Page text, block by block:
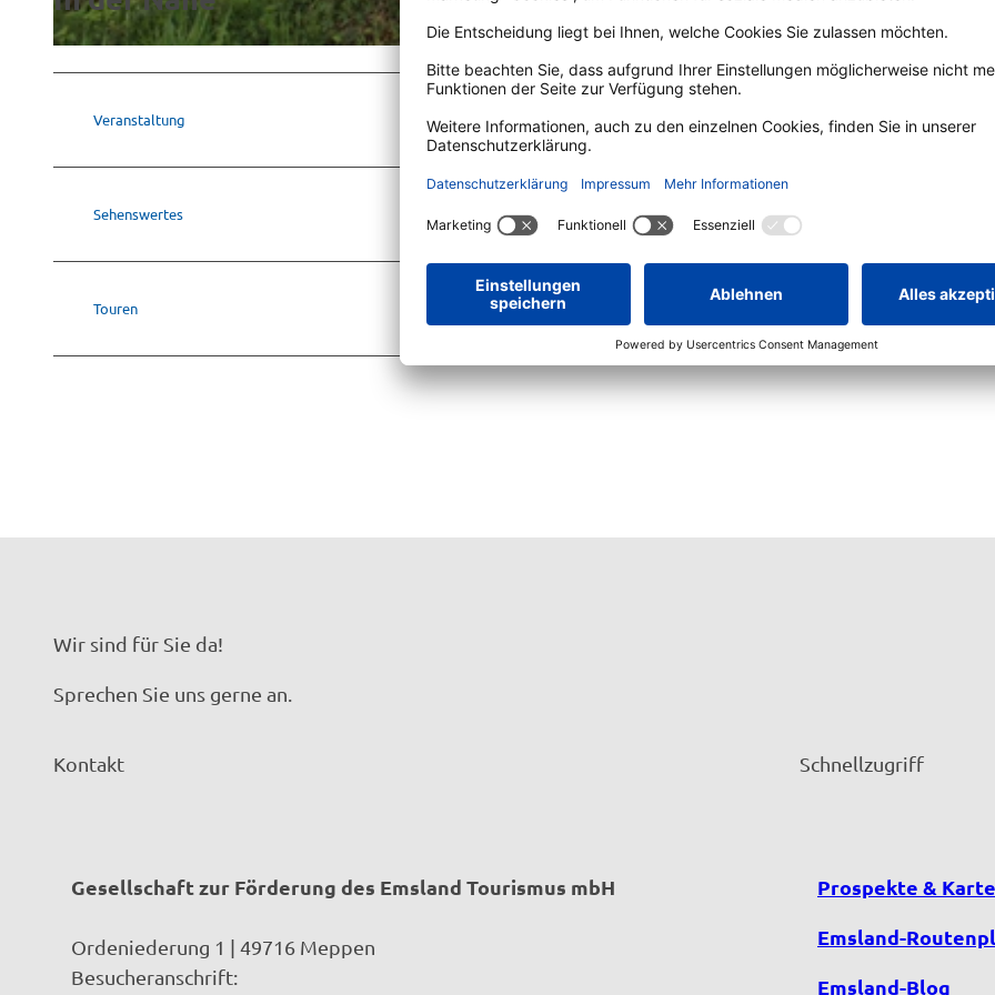
Veranstaltung
Sehenswertes
Touren
Wir sind für Sie da!
Sprechen Sie uns gerne an.
Kontakt
Gesellschaft zur Förderung des Emsland Tourismus mbH
Ordeniederung 1 | 49716 Meppen
Besucheranschrift:
Schnellzugriff
Prospekte &
Emsland-
Emsland-Blog